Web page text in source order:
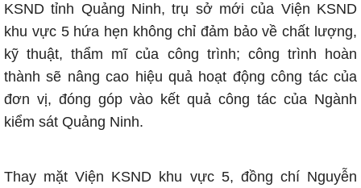
KSND tỉnh Quảng Ninh, trụ sở mới của Viện KSND
khu vực 5 hứa hẹn không chỉ đảm bảo về chất lượng,
kỹ thuật, thẩm mĩ của công trình; công trình hoàn
thành sẽ nâng cao hiệu quả hoạt động công tác của
đơn vị, đóng góp vào kết quả công tác của Ngành
kiểm sát Quảng Ninh.
Thay mặt Viện KSND khu vực 5, đồng chí Nguyễn